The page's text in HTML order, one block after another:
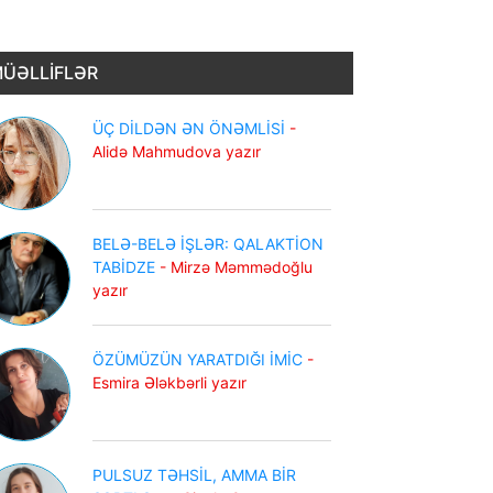
ÜÇ DİLDƏN ƏN ÖNƏMLİSİ -
Alidə Mahmudova yazır
BELƏ-BELƏ İŞLƏR: QALAKTİON
TABİDZE - Mirzə Məmmədoğlu
yazır
ÖZÜMÜZÜN YARATDIĞI İMİC -
Esmira Ələkbərli yazır
PULSUZ TƏHSİL, AMMA BİR